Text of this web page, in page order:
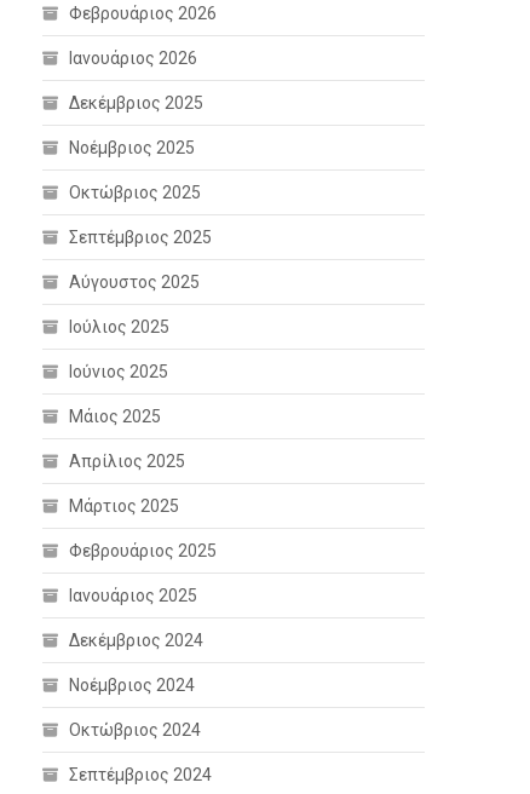
Φεβρουάριος 2026
Ιανουάριος 2026
Δεκέμβριος 2025
Νοέμβριος 2025
Οκτώβριος 2025
Σεπτέμβριος 2025
Αύγουστος 2025
Ιούλιος 2025
Ιούνιος 2025
Μάιος 2025
Απρίλιος 2025
Μάρτιος 2025
Φεβρουάριος 2025
Ιανουάριος 2025
Δεκέμβριος 2024
Νοέμβριος 2024
Οκτώβριος 2024
Σεπτέμβριος 2024